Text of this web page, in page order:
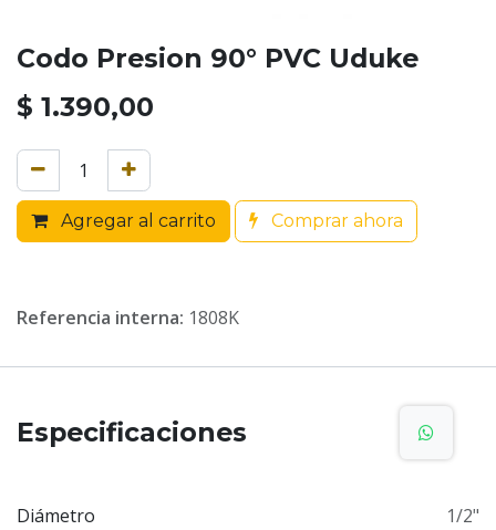
Codo Presion 90° PVC Uduke
$ 1.390,00
Agregar al carrito Comprar ahora
Referencia interna: 1808K
Especificaciones
Diámetro 1/2"